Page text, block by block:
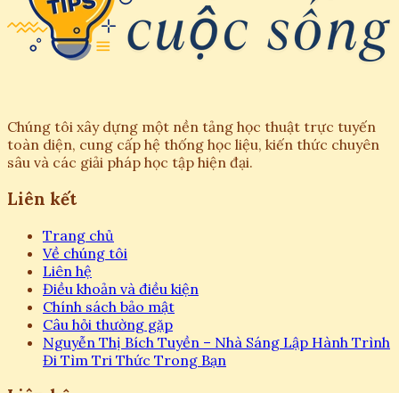
Chúng tôi xây dựng một nền tảng học thuật trực tuyến
toàn diện, cung cấp hệ thống học liệu, kiến thức chuyên
sâu và các giải pháp học tập hiện đại.
Liên kết
Trang chủ
Về chúng tôi
Liên hệ
Điều khoản và điều kiện
Chính sách bảo mật
Câu hỏi thường gặp
Nguyễn Thị Bích Tuyền – Nhà Sáng Lập Hành Trình
Đi Tìm Tri Thức Trong Bạn